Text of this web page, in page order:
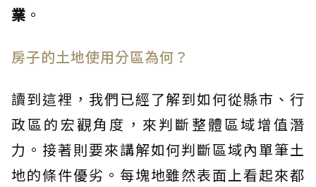
業 。
房子的土地使用分區為何？
讀到這裡，我們已經了解到如何從縣市、行
政區的宏觀角度，來判斷整體區域增值潛
力。接著則要來講解如何判斷區域內單筆土
地的條件優劣。每塊地雖然表面上看起來都